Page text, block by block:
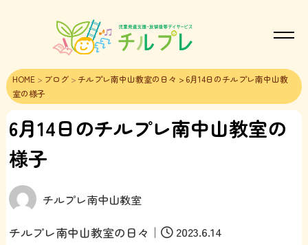
HOME> ブログ> チルプレ南中山教室の日々 > 6月14日のチルプレ南中山教
室の様子
6月14日のチルプレ南中山教室の
様子
チルプレ南中山教室
チルプレ南中山教室の日々 ｜ 2023.6.14